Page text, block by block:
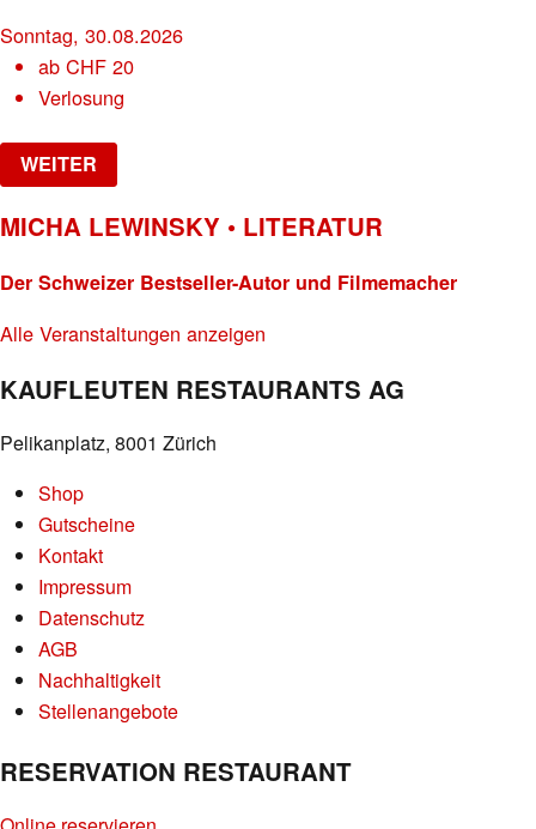
Sonntag, 30.08.2026
abCHF 20
Verlosung
WEITER
MICHA LEWINSKY • LITERATUR
Der Schweizer Bestseller-Autor und Filmemacher
Alle Veranstaltungen anzeigen
KAUFLEUTEN RESTAURANTS AG
Pelikanplatz, 8001 Zürich
Shop
Gutscheine
Kontakt
Impressum
Datenschutz
AGB
Nachhaltigkeit
Stellenangebote
RESERVATION RESTAURANT